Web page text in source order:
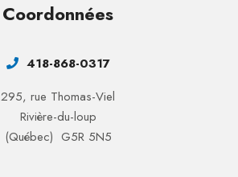
Coordonnées
418-868-0317
295, rue Thomas-Viel
Rivière-du-loup
(Québec) G5R 5N5